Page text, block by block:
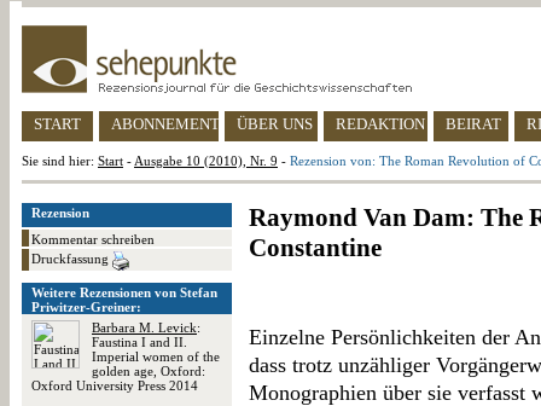
START ABONNEMENT ÜBER UNS REDAKTION BEIRAT
Sie sind hier: Start - Ausgabe 10 (2010), Nr. 9 - Rezension von: The Roman Revolution of
Rezension
Kommentar schreiben
Druckfassung
Weitere Rezensionen von Stefan
Priwitzer-Greiner:
Barbara M. Levick:
Faustina I and II.
Imperial women of the
golden age, Oxford:
Oxford University Press 2014
Raymond Van Dam: The
Constantine
Einzelne Persönlichkeiten der
dass trotz unzähliger
Monographien über sie verfasst